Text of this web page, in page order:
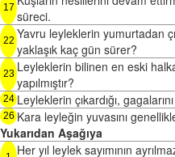
17
süreci.
22 Yavru leyleklerin yumurtadan
yaklaşık kaç gün sürer?
23 Leyleklerin bilinen en eski
yapılmıştır?
24 Leyleklerin çıkardığı,
26 Kara leyleğin yuvasını
Yukarıdan Aşağıya
Her yıl leylek sayımının